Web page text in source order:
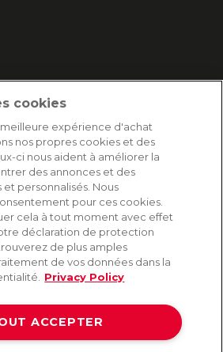
cookies
expérience d'achat
nos propres cookies et des
ci nous aident à améliorer la
des annonces et des
personnalisés. Nous
pour ces cookies.
cela à tout moment avec effet
déclaration de protection
de plus amples
de vos données dans la
Privacy Policy
ACCEPTER